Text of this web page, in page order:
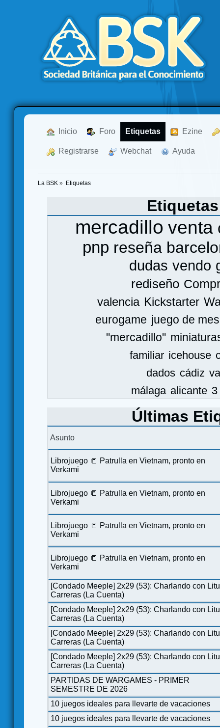
Inicio Foro Etiquetas Ezine
Registrarse Webchat Ayuda
La BSK » Etiquetas
mercadillo venta
pnp reseña
dudas vendo
rediseño
valencia Kickstarter
eurogame juego de
"mercadillo"
familiar icehouse
dados cádiz
málaga alicante
Últimas
Asunto
Librojuego 📒 Patrulla en Vietnam, pronto en
Verkami
Librojuego 📒 Patrulla en Vietnam, pronto en
Verkami
Librojuego 📒 Patrulla en Vietnam, pronto en
Verkami
Librojuego 📒 Patrulla en Vietnam, pronto en
Verkami
[Condado Meeple] 2x29 (53): Charlando con
Carreras (La Cuenta)
[Condado Meeple] 2x29 (53): Charlando con
Carreras (La Cuenta)
[Condado Meeple] 2x29 (53): Charlando con
Carreras (La Cuenta)
[Condado Meeple] 2x29 (53): Charlando con
Carreras (La Cuenta)
PARTIDAS DE WARGAMES - PRIMER
SEMESTRE DE 2026
10 juegos ideales para llevarte de vacaciones
10 juegos ideales para llevarte de vacaciones